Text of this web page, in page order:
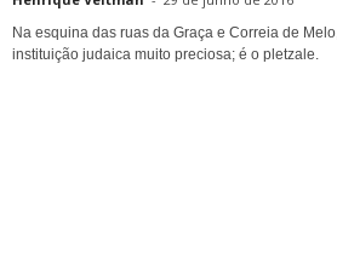
Na esquina das ruas da Graça e Correia de
instituição judaica muito preciosa; é o pletzale.